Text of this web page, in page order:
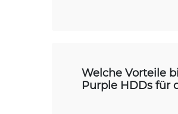
Welche Vorteile
Purple HDDs für